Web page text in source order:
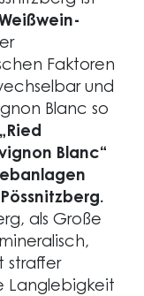
Faktoren
und
Blanc so
Blanc“
als Große
straffer
Langlebigkeit